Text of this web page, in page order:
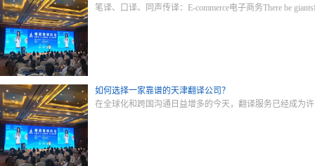
笔译、口译、同声传译：E-commerce电子商务There be
如何选择一家靠谱的天津翻译公司？
在全球化和跨国沟通日益增多的今天，翻译服务已经成为